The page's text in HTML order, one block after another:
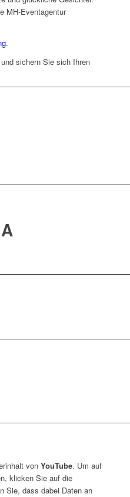
MH-Eventagentur
.
sichern Sie sich Ihren
von YouTube. Um auf
klicken Sie auf die
Sie, dass dabei Daten an